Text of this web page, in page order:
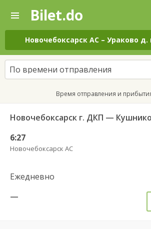
—
Поиск
и
покупка
билетов
на
автобус
онлайн
Bilet.do
Новочебоксарск АС – Ураково д.
По времени отправления
Время отправления и
Новочебоксарск г. ДКП —
6:27
Новочебоксарск АС
Ежедневно
—